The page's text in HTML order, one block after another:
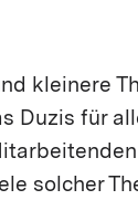
kleinere
Duzis für
solcher